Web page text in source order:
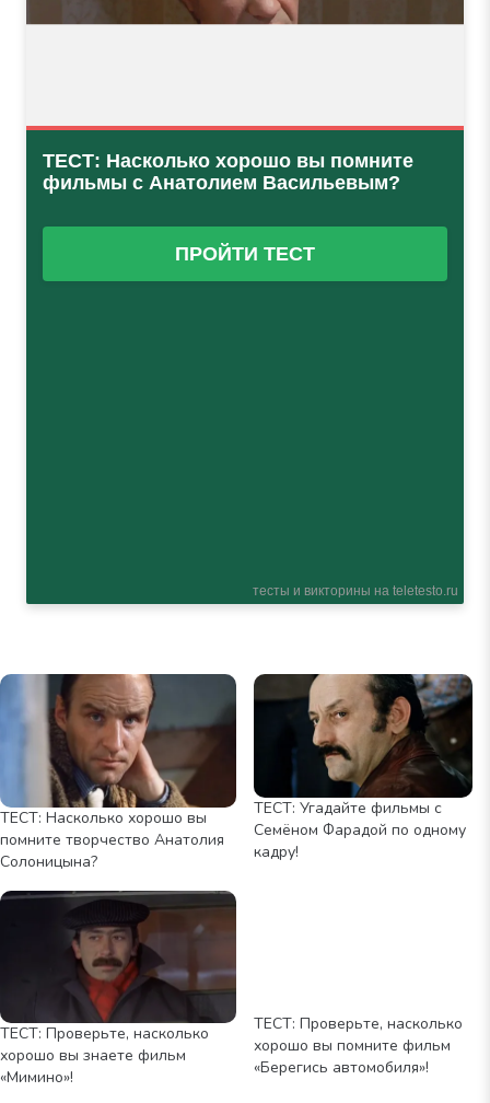
ТЕСТ: Насколько хорошо вы
помните творчество Анатолия
Солоницына?
ТЕСТ: Угадайте фильмы с
Семёном Фарадой по одному
кадру!
ТЕСТ: Проверьте, насколько
хорошо вы знаете фильм
«Мимино»!
ТЕСТ: Проверьте, насколько
хорошо вы помните фильм
«Берегись автомобиля»!